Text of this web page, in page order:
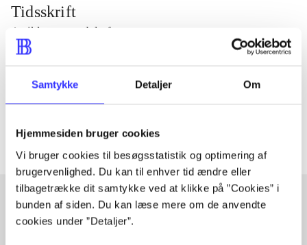
Samtykke Detaljer Om
Hjemmesiden bruger cookies
Vi bruger cookies til besøgsstatistik og optimering af
brugervenlighed. Du kan til enhver tid ændre eller
tilbagetrække dit samtykke ved at klikke på ”Cookies” i
bunden af siden. Du kan læse mere om de anvendte
cookies under ”Detaljer”.
Tidsskrift
Artiklen er en del af
Tidsskrift
Artikler med samme emner